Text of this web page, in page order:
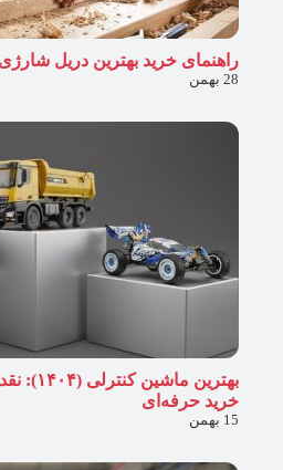
راهنمای خرید بهترین دریل
28 بهمن
بهترین
خرید حرفه‌ای
15 بهمن